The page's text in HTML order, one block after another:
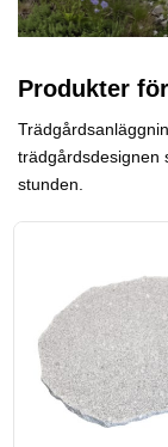
Produkter
trädgårdsdesignen
stunden.